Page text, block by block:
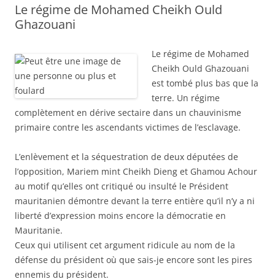
Le régime de Mohamed Cheikh Ould
Ghazouani
Le régime de Mohamed
Cheikh Ould Ghazouani
est tombé plus bas que la
terre. Un régime
complètement en dérive sectaire dans un chauvinisme
primaire contre les ascendants victimes de l’esclavage.
L’enlèvement et la séquestration de deux députées de
l’opposition, Mariem mint Cheikh Dieng et Ghamou Achour
au motif qu’elles ont critiqué ou insulté le Président
mauritanien démontre devant la terre entière qu’il n’y a ni
liberté d’expression moins encore la démocratie en
Mauritanie.
Ceux qui utilisent cet argument ridicule au nom de la
défense du président où que sais-je encore sont les pires
ennemis du président.